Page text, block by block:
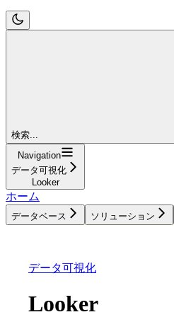
検索...
Navigation
データ可視化
Looker
ホーム
データベース ソリューション
データ可視化
Looker